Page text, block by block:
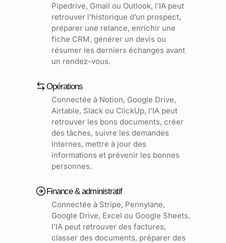
Pipedrive, Gmail ou Outlook, l’IA peut
retrouver l’historique d’un prospect,
préparer une relance, enrichir une
fiche CRM, générer un devis ou
résumer les derniers échanges avant
un rendez-vous.
Opérations
Connectée à Notion, Google Drive,
Airtable, Slack ou ClickUp, l’IA peut
retrouver les bons documents, créer
des tâches, suivre les demandes
internes, mettre à jour des
informations et prévenir les bonnes
personnes.
Finance & administratif
Connectée à Stripe, Pennylane,
Google Drive, Excel ou Google Sheets,
l’IA peut retrouver des factures,
classer des documents, préparer des